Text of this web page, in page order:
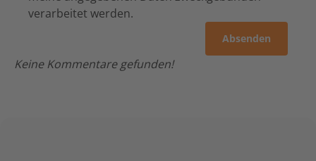
verarbeitet werden.
Keine Kommentare gefunden!